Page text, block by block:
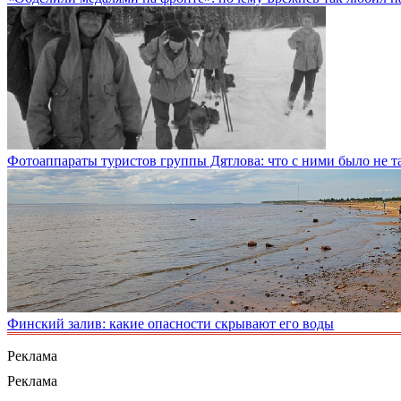
Фотоаппараты туристов группы Дятлова: что с ними было не
Финский залив: какие опасности скрывают его воды
Реклама
Реклама